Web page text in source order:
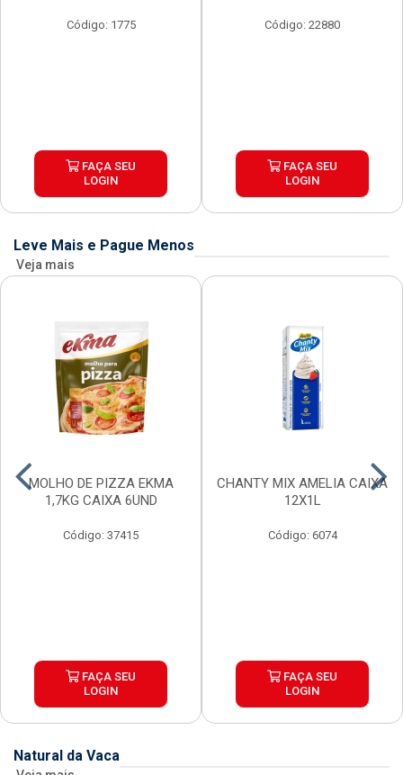
Código: 1775
FAÇA SEU
LOGIN
Código: 22880
FAÇA SEU
LOGIN
Leve Mais e Pague Menos
Veja mais
MOLHO DE PIZZA EKMA
1,7KG CAIXA 6UND
Código: 37415
FAÇA SEU
LOGIN
CHANTY MIX AMELIA CAIXA
12X1L
Código: 6074
FAÇA SEU
LOGIN
Natural da Vaca